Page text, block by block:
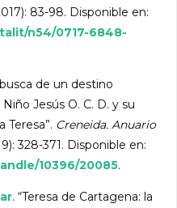
83-98. Disponible en:
n54/0717-6848-
busca de un destino
Jesús O. C. D. y su
Teresa”. Creneida. Anuario
328-371. Disponible en:
10396/20085.
. “Teresa de Cartagena: la